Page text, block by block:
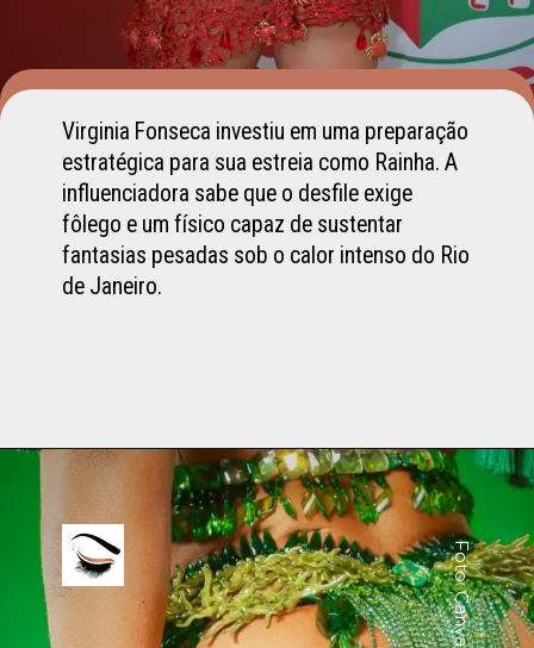
Virginia Fonseca investiu em uma preparação
estratégica para sua estreia como Rainha. A
influenciadora sabe que o desfile exige
fôlego e um físico capaz de sustentar
fantasias pesadas sob o calor intenso do Rio
de Janeiro.
Foto: Canva